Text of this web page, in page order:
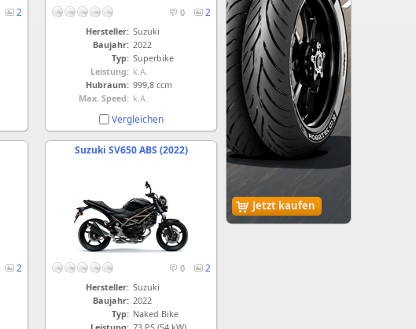
Jetzt kaufen
2 2
0
Hersteller: Suzuki
Baujahr: 2022
Typ: Superbike
Leistung: k.A.
Hubraum: 999,8 ccm
Max. Speed: k.A.
Vergleichen
2
Suzuki SV650 ABS (2022)
2
0
Hersteller: Suzuki
Baujahr: 2022
Typ: Naked Bike